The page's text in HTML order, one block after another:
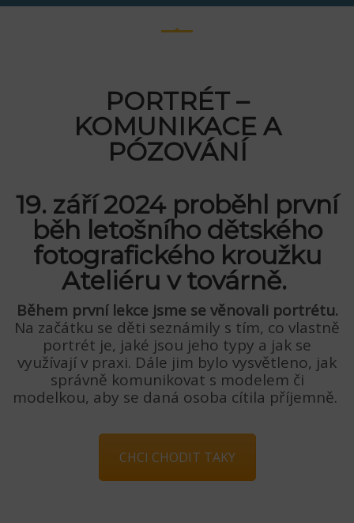
PORTRÉT –
KOMUNIKACE A
PÓZOVÁNÍ
19. září 2024 proběhl první
běh letošního dětského
fotografického kroužku
Ateliéru v továrně.
Během první lekce jsme se věnovali portrétu.
Na začátku se děti seznámily s tím, co vlastně
portrét je, jaké jsou jeho typy a jak se
využívají v praxi. Dále jim bylo vysvětleno, jak
správně komunikovat s modelem či
modelkou, aby se daná osoba cítila příjemně.
CHCI CHODIT TAKY